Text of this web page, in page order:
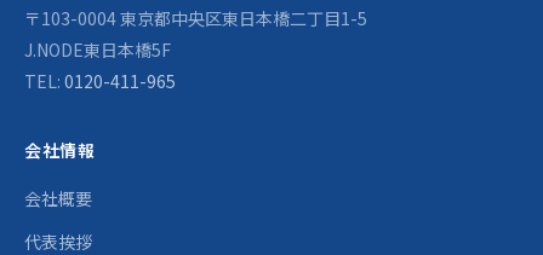
〒103-0004 東京都中央区東日本橋二丁目1-5
J.NODE東日本橋5F
TEL: 0120-411-965
会社情報
会社概要
代表挨拶